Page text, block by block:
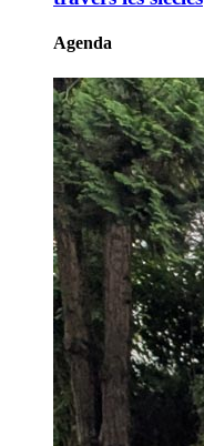
Agenda